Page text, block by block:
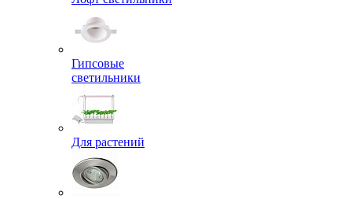
Гипсовые
светильники
Для растений